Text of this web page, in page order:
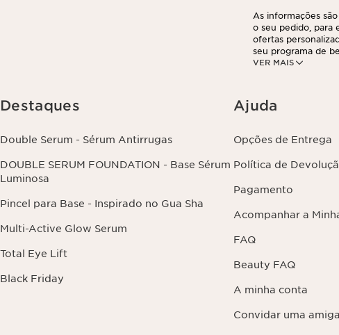
VER MAIS
As informações
o seu pedido, para
ofertas
seu programa de
partir do seu
clicando aqui
Destaques
Double Serum - Sérum Antirrugas
DOUBLE SERUM FOUNDATION - Base Sérum
Luminosa
Pincel para Base - Inspirado no Gua Sha
Multi-Active Glow Serum
Total Eye Lift
Black Friday
Ajuda
Opções de Entrega
Política de
Pagamento
Acompanhar a
FAQ
Beauty FAQ
A minha conta
Convidar uma amiga